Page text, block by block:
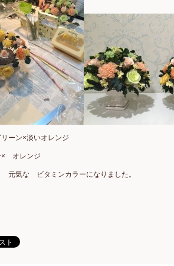
ーン×淡いオレンジ
× オレンジ
元気な ビタミンカラーになりました。